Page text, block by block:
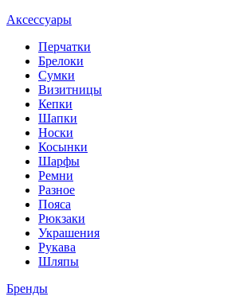
Аксессуары
Перчатки
Брелоки
Сумки
Визитницы
Кепки
Шапки
Носки
Косынки
Шарфы
Ремни
Разное
Пояса
Рюкзаки
Украшения
Рукава
Шляпы
Бренды